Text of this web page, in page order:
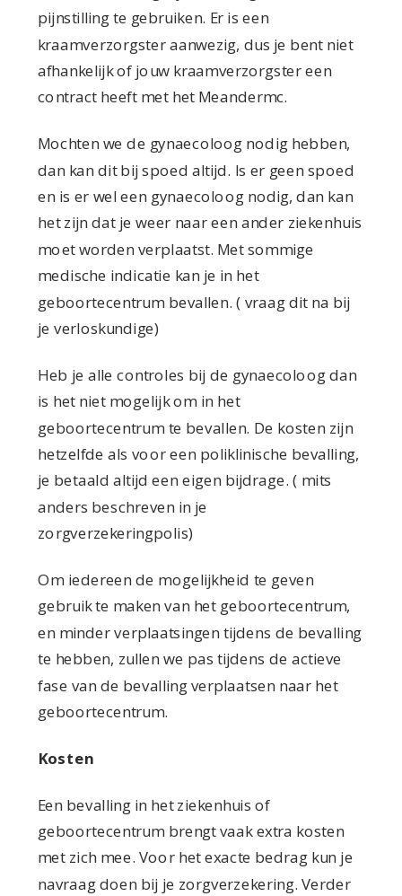
pijnstilling te gebruiken. Er is een
kraamverzorgster aanwezig, dus je bent niet
afhankelijk of jouw kraamverzorgster een
contract heeft met het Meandermc.
Mochten we de gynaecoloog nodig hebben,
dan kan dit bij spoed altijd. Is er geen spoed
en is er wel een gynaecoloog nodig, dan kan
het zijn dat je weer naar een ander ziekenhuis
moet worden verplaatst. Met sommige
medische indicatie kan je in het
geboortecentrum bevallen. ( vraag dit na bij
je verloskundige)
Heb je alle controles bij de gynaecoloog dan
is het niet mogelijk om in het
geboortecentrum te bevallen. De kosten zijn
hetzelfde als voor een poliklinische bevalling,
je betaald altijd een eigen bijdrage. ( mits
anders beschreven in je
zorgverzekeringpolis)
Om iedereen de mogelijkheid te geven
gebruik te maken van het geboortecentrum,
en minder verplaatsingen tijdens de bevalling
te hebben, zullen we pas tijdens de actieve
fase van de bevalling verplaatsen naar het
geboortecentrum.
Kosten
Een bevalling in het ziekenhuis of
geboortecentrum brengt vaak extra kosten
met zich mee. Voor het exacte bedrag kun je
navraag doen bij je zorgverzekering. Verder